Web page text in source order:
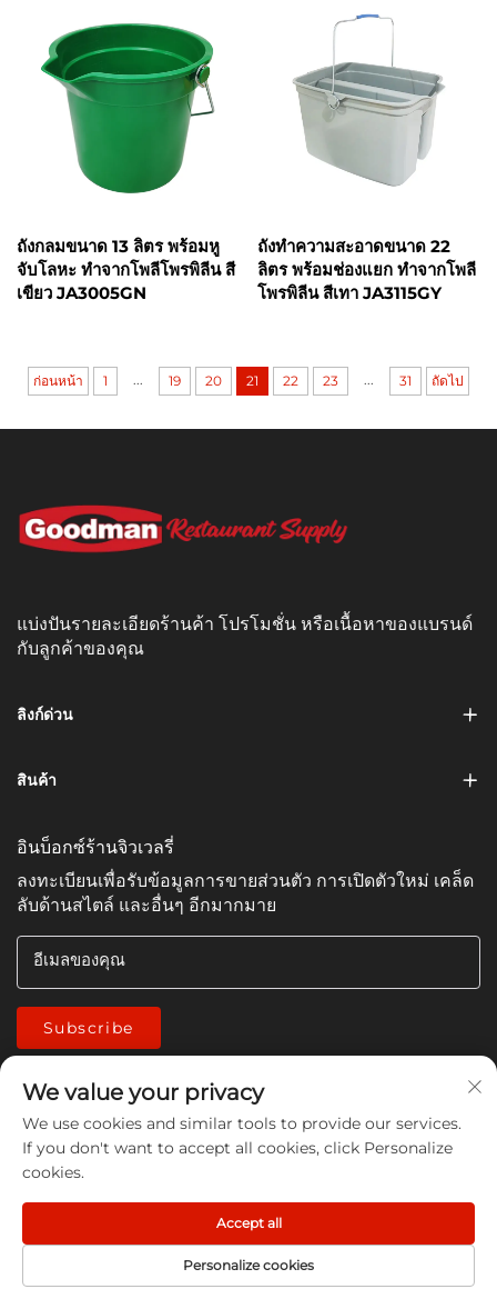
ถังกลมขนาด 13 ลิตร พร้อมหู
จับโลหะ ทำจากโพลีโพรพิลีน สี
เขียว JA3005GN
ถังทำความสะอาดขนาด 22
ลิตร พร้อมช่องแยก ทำจากโพลี
โพรพิลีน สีเทา JA3115GY
ก่อนหน้า 1 ... 19 20 21 22 23 ... 31 ถัดไป
แบ่งปันรายละเอียดร้านค้า โปรโมชั่น หรือเนื้อหาของแบรนด์
กับลูกค้าของคุณ
ลิงก์ด่วน
สินค้า
อินบ็อกซ์ร้านจิวเวลรี่
ลงทะเบียนเพื่อรับข้อมูลการขายส่วนตัว การเปิดตัวใหม่ เคล็ด
ลับด้านสไตล์ และอื่นๆ อีกมากมาย
อีเมลของคุณ
Subscribe
Copyright © 2026 China Jiangmen Guanwen cleaning
products Co., LTD. All rights reserved -
ตัว
We value your privacy
We use cookies and similar tools to provide our services.
If you don't want to accept all cookies, click Personalize
cookies.
Personalize cookies
Accept all